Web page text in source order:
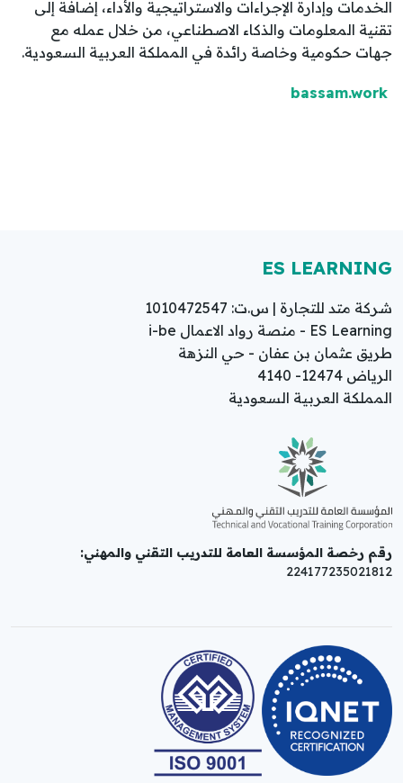
الخدمات وإدارة الإجراءات والاستراتيجية والأداء، إضافة إلى
تقنية المعلومات والذكاء الاصطناعي، من خلال عمله مع
جهات حكومية وخاصة رائدة في المملكة العربية السعودية.
ES LEARNING
شركة متد للتجارة | س.ت: 1010472547
ES Learning - منصة رواد الاعمال i-be
طريق عثمان بن عفان - حي النزهة
الرياض 12474- 4140
المملكة العربية السعودية
رقم رخصة المؤسسة العامة للتدريب التقني والمهني:
224177235021812